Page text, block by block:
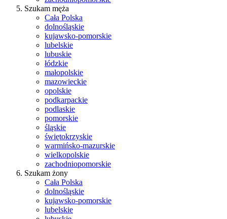
Szukam męża
Cała Polska
dolnośląskie
kujawsko-pomorskie
lubelskie
lubuskie
łódzkie
małopolskie
mazowieckie
opolskie
podkarpackie
podlaskie
pomorskie
śląskie
świętokrzyskie
warmińsko-mazurskie
wielkopolskie
zachodniopomorskie
Szukam żony
Cała Polska
dolnośląskie
kujawsko-pomorskie
lubelskie